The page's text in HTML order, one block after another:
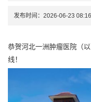
发布时间：2026-06-23 08:16
恭贺河北一洲肿瘤医院（
线！